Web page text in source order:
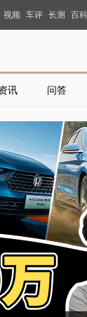
视频 车评 长测 百科
讯 问答